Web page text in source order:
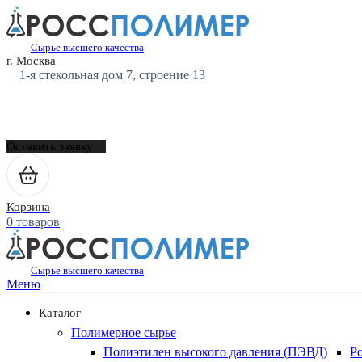
Сырье высшего качества
г. Москва
1-я стекольная дом 7, строение 13
Оставить заявку
Корзина
0 товаров
Сырье высшего качества
Меню
Каталог
Полимерное сырье
Полиэтилен высокого давления (ПЭВД)